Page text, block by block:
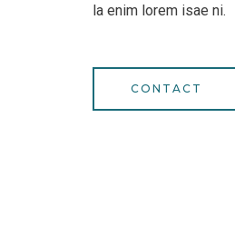
la enim lorem isae ni.
CONTACT